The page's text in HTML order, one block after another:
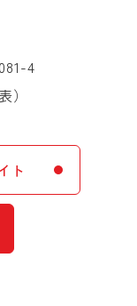
4
）
ト